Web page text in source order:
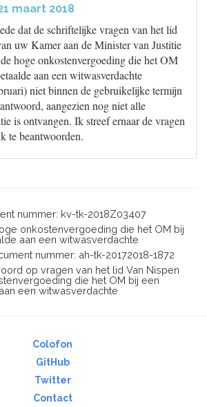
maart 2018
dat de schriftelijke vragen van het lid
uw Kamer aan de Minister van Justitie
hoge onkostenvergoeding die het OM
aan een witwasverdachte
niet binnen de gebruikelijke termijn
aangezien nog niet alle
is ontvangen. Ik streef ernaar de vragen
te beantwoorden.
nummer: kv-tk-2018Z03407
onkostenvergoeding die het OM bij
aan een witwasverdachte
nummer: ah-tk-20172018-1872
op vragen van het lid Van Nispen
die het OM bij een
een witwasverdachte
Colofon
GitHub
Twitter
Contact